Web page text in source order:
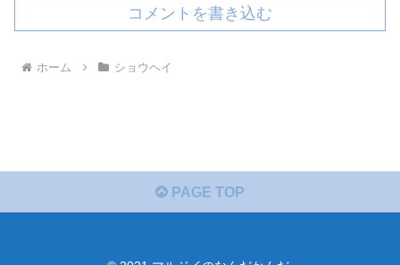
コメントを書き込む
ホーム ショウヘイ
PAGE TOP